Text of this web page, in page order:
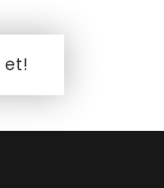
et!